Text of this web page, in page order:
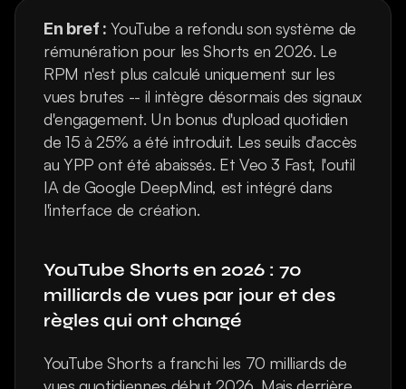
En bref : YouTube a refondu son système de
rémunération pour les Shorts en 2026. Le
RPM n'est plus calculé uniquement sur les
vues brutes -- il intègre désormais des signaux
d'engagement. Un bonus d'upload quotidien
de 15 à 25% a été introduit. Les seuils d'accès
au YPP ont été abaissés. Et Veo 3 Fast, l'outil
IA de Google DeepMind, est intégré dans
l'interface de création.
YouTube Shorts en 2026 : 70
milliards de vues par jour et des
règles qui ont changé
YouTube Shorts a franchi les 70 milliards de